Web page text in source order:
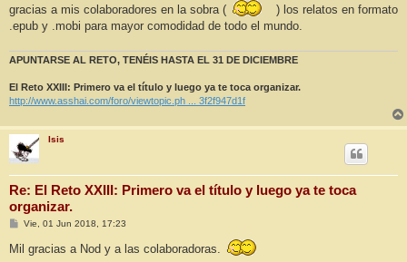
gracias a mis colaboradores en la sobra (
) los relatos en formato
.epub y .mobi para mayor comodidad de todo el mundo.
APUNTARSE AL RETO, TENÉIS HASTA EL 31 DE DICIEMBRE
El Reto XXIII: Primero va el título y luego ya te toca organizar.
http://www.asshai.com/foro/viewtopic.ph ... 3f2f947d1f
Isis
Re: El Reto XXIII: Primero va el título y luego ya te toca
organizar.
M
n
s
Vie, 01 Jun 2018, 17:23
Mil gracias a Nod y a las colaboradoras.